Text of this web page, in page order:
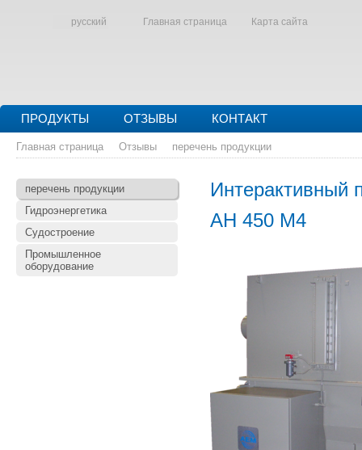
русский Главная страница Карта сайта
ПРОДУКТЫ ОТЗЫВЫ КОНТАКТ
Главная страница Отзывы перечень продукции
перечень продукции
Гидроэнергетика
Судостроение
Промышленное
оборудование
Интерактивный
AH 450 M4